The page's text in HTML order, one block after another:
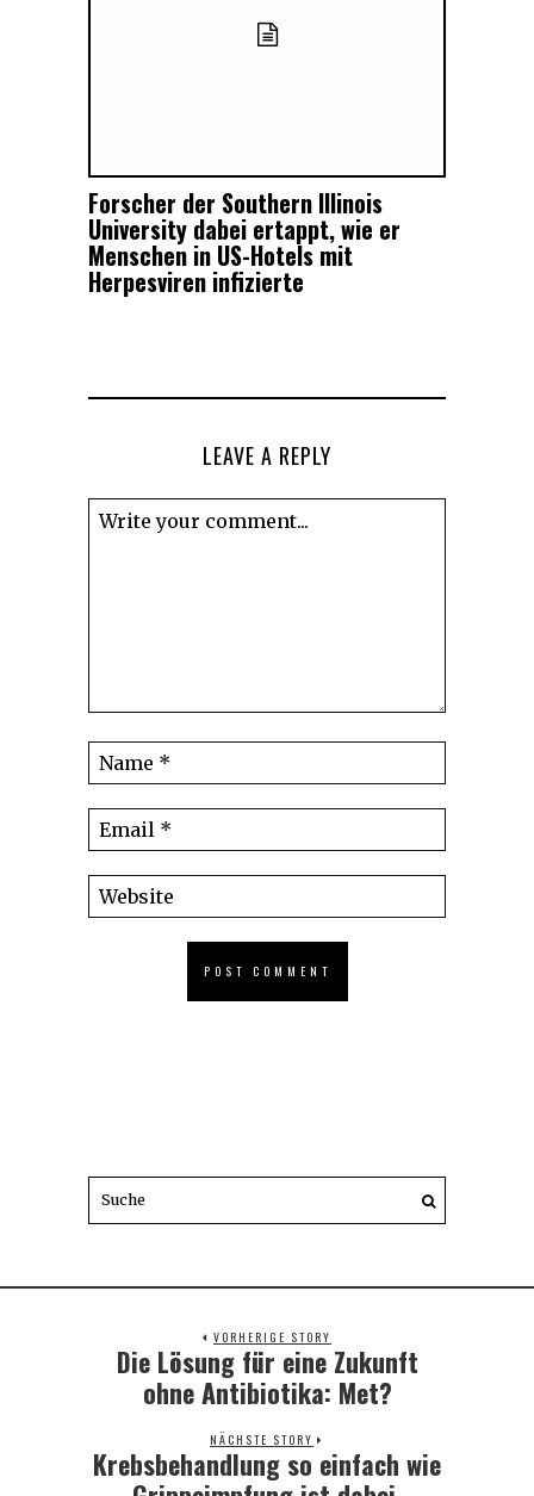
Forscher der Southern Illinois
University dabei ertappt, wie er
Menschen in US-Hotels mit
Herpesviren infizierte
LEAVE A REPLY
VORHERIGE STORY
Previous
post:
Die Lösung für eine Zukunft
ohne Antibiotika: Met?
NÄCHSTE STORY
Next
post:
Krebsbehandlung so einfach wie